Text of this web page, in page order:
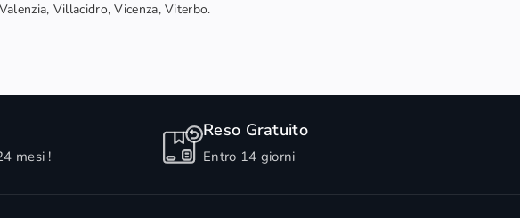
Villacidro, Vicenza, Viterbo.
mesi !
Reso Gratuito
Entro 14 giorni